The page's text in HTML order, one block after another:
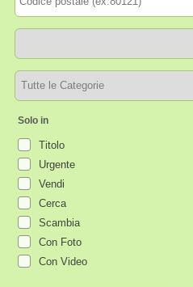
Solo in
Titolo
Urgente
Vendi
Cerca
Scambia
Con Foto
Con Video